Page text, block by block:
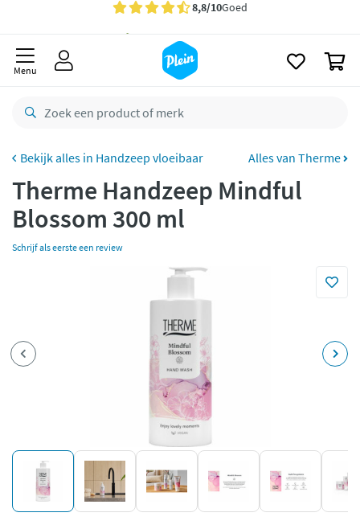
Gratisbezorging vanaf 35,- *
besteld,
Gratisretourneren
CO2 neutraal
Betaal met Klarna
Menu
Handzeep vloeibaar Alles van Therme
Therme Handzeep Mindful
Blossom 300 ml
Schrijf als eerste een review